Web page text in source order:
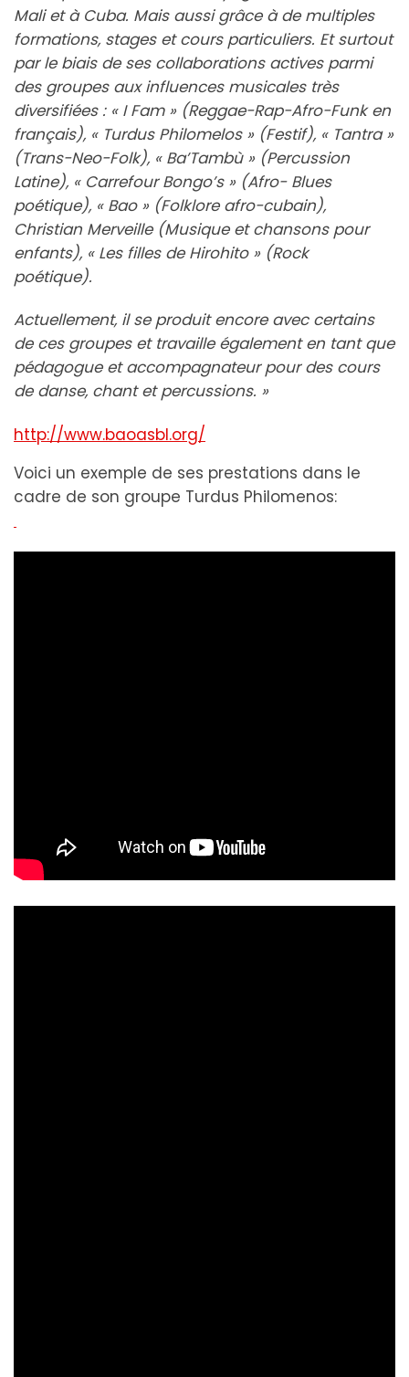
Mali et à Cuba. Mais aussi grâce à de multiples
formations, stages et cours particuliers. Et surtout
par le biais de ses collaborations actives parmi
des groupes aux influences musicales très
diversifiées : « I Fam » (Reggae-Rap-Afro-Funk en
français), « Turdus Philomelos » (Festif), « Tantra »
(Trans-Neo-Folk), « Ba’Tambù » (Percussion
Latine), « Carrefour Bongo’s » (Afro- Blues
poétique), « Bao » (Folklore afro-cubain),
Christian Merveille (Musique et chansons pour
enfants), « Les filles de Hirohito » (Rock
poétique).
Actuellement, il se produit encore avec certains
de ces groupes et travaille également en tant que
pédagogue et accompagnateur pour des cours
de danse, chant et percussions. »
http://www.baoasbl.org/
Voici un exemple de ses prestations dans le
cadre de son groupe Turdus Philomenos: